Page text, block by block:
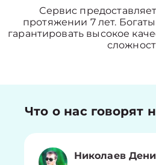
Сервис
протяжении 7 лет.
гарантировать высокое
Что о нас говорят
Николаев